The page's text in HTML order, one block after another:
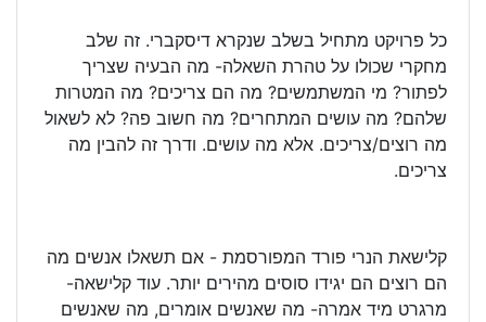
כל פרויקט מתחיל בשלב שנקרא דיסקברי. זה שלב
מחקרי שכולו על טהרת השאלה- מה הבעיה שצריך
לפתור? מי המשתמשים? מה הם צריכים? מה המטרות
שלהם? מה עושים המתחרים? מה חשוב פה? לא לשאול
מה רוצים/צריכים. אלא מה עושים. ודרך זה להבין מה
צריכים.
קלישאת הנרי פורד המפורסמת - אם תשאלו אנשים מה
הם רוצים הם יגידו סוסים מהירים יותר. עוד קלישאה-
מרגרט מיד אמרה- מה שאנשים אומרים, מה שאנשים